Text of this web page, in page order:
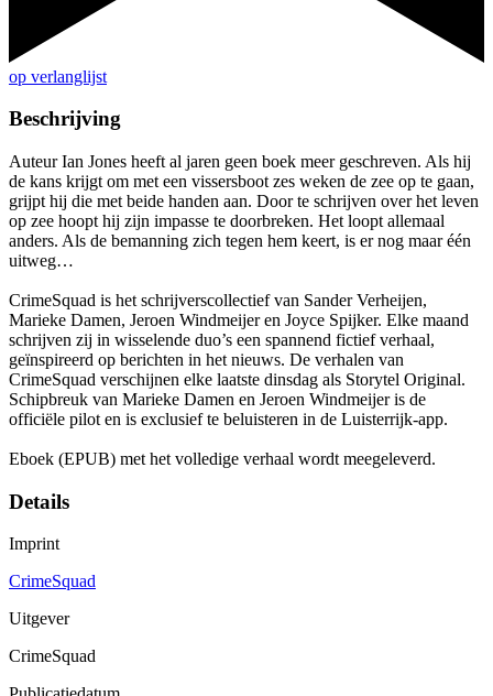
op verlanglijst
Beschrijving
Auteur Ian Jones heeft al jaren geen boek meer geschreven. Als hij
de kans krijgt om met een vissersboot zes weken de zee op te gaan,
grijpt hij die met beide handen aan. Door te schrijven over het leven
op zee hoopt hij zijn impasse te doorbreken. Het loopt allemaal
anders. Als de bemanning zich tegen hem keert, is er nog maar één
uitweg…
CrimeSquad is het schrijverscollectief van Sander Verheijen,
Marieke Damen, Jeroen Windmeijer en Joyce Spijker. Elke maand
schrijven zij in wisselende duo’s een spannend fictief verhaal,
geïnspireerd op berichten in het nieuws. De verhalen van
CrimeSquad verschijnen elke laatste dinsdag als Storytel Original.
Schipbreuk van Marieke Damen en Jeroen Windmeijer is de
officiële pilot en is exclusief te beluisteren in de Luisterrijk-app.
Eboek (EPUB) met het volledige verhaal wordt meegeleverd.
Details
Imprint
CrimeSquad
Uitgever
CrimeSquad